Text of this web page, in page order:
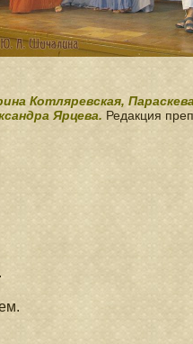
Котляревская,
Ярцева. Редакция преп.